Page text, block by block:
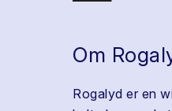
Om
Rogalyd er en